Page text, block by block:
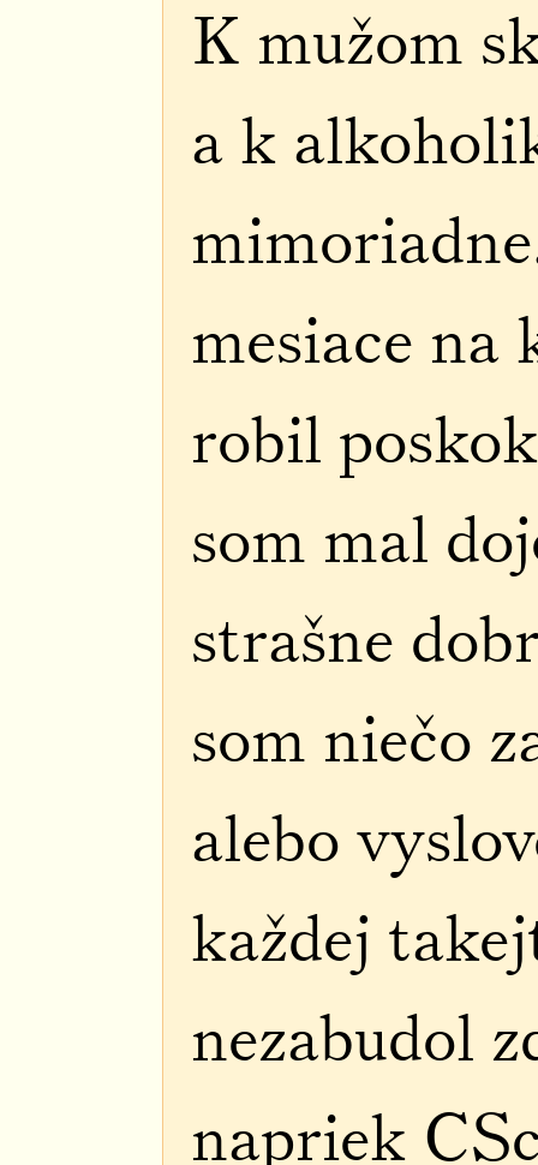
K mužom
a k
mesiace na
robil
som mal
strašne
som niečo
alebo
každej
nezabudol
napriek